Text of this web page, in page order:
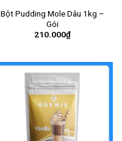
Bột Pudding Mole Dâu 1kg –
Gói
210.000₫